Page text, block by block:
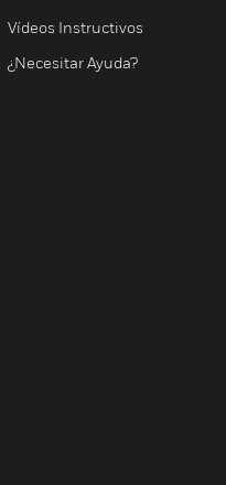
Vídeos Instructivos
¿Necesitar Ayuda?